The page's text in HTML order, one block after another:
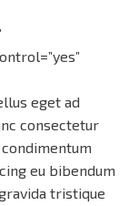
eget ad
consectetur
eu bibendum
tristique